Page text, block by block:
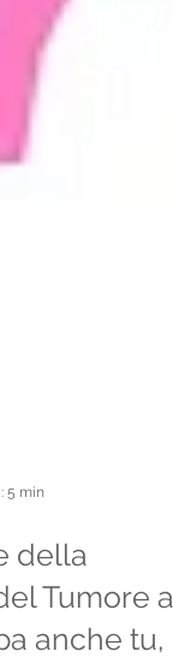
5 min
della
Tumore al